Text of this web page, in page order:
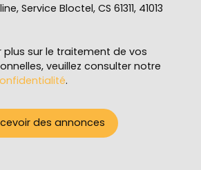
Service Bloctel, CS 61311, 41013
plus sur le traitement de vos
veuillez consulter notre
.
des annonces